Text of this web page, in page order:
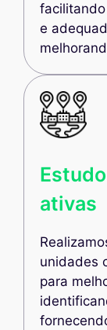
e
ativas
unidades
para